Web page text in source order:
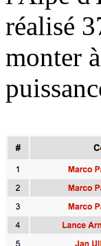
réalisé
monter